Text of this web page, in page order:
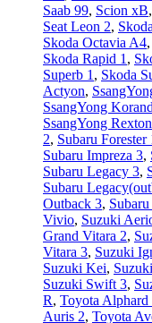
Saab 99, Scion xB,
Seat Leon 2,
Skoda Octavia A4,
Skoda Rapid 1 ,
Superb 1 , Skoda
Actyon,
SsangYong
SsangYong Rexton
2, Subaru Forester
Subaru Impreza 3,
Subaru Legacy 3,
Subaru
Outback 3,
Vivio, Suzuki
Grand Vitara 2,
Vitara 3, Suzuki
Suzuki Kei,
Suzuki Swift 3,
R, Toyota Alphard
Auris 2, Toyota